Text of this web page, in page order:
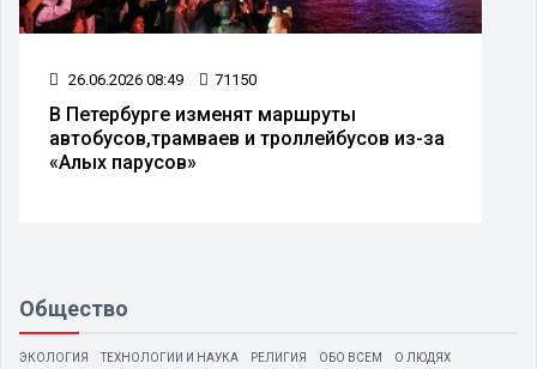
26.06.2026 08:49 71150
В Петербурге изменят маршруты
автобусов,трамваев и троллейбусов из-за
«Алых парусов»
Общество
ЭКОЛОГИЯ ТЕХНОЛОГИИ И НАУКА РЕЛИГИЯ ОБО ВСЕМ О ЛЮДЯХ